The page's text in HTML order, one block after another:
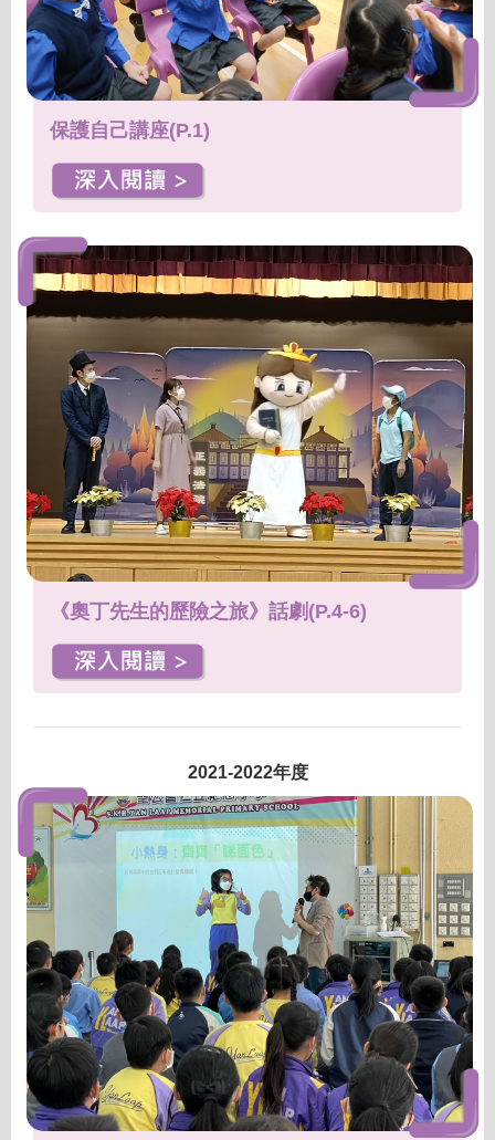
保護自己講座(P.1)
《奧丁先生的歷險之旅》話劇(P.4-6)
2021-2022年度